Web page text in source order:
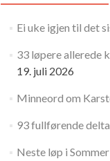
Ei uke igjen til det
33 løpere allerede
19. juli 2026
Minneord om
93 fullførende
Neste løp i